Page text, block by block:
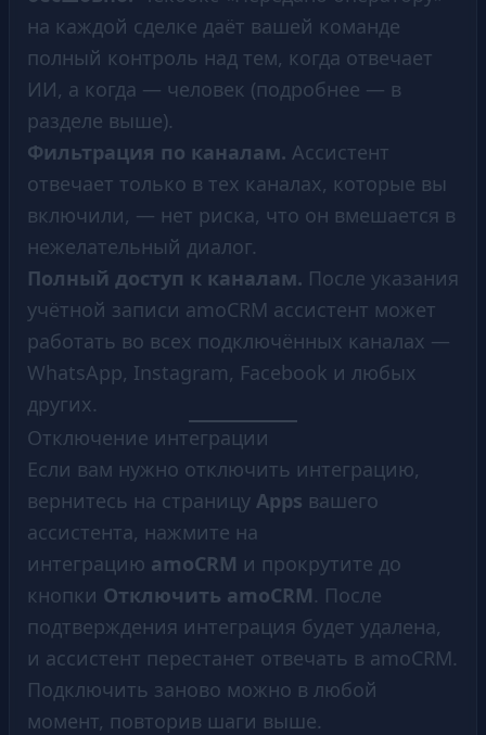
на каждой сделке даёт вашей команде
полный контроль над тем, когда отвечает
ИИ, а когда — человек (подробнее — в
разделе выше).
Фильтрация по каналам. Ассистент
отвечает только в тех каналах, которые вы
включили, — нет риска, что он вмешается в
нежелательный диалог.
Полный доступ к каналам. После указания
учётной записи amoCRM ассистент может
работать во всех подключённых каналах —
WhatsApp, Instagram, Facebook и любых
других.
Отключение интеграции
Если вам нужно отключить интеграцию,
вернитесь на страницу Apps вашего
ассистента, нажмите на
интеграцию amoCRM и прокрутите до
кнопки Отключить amoCRM. После
подтверждения интеграция будет удалена,
и ассистент перестанет отвечать в amoCRM.
Подключить заново можно в любой
момент, повторив шаги выше.